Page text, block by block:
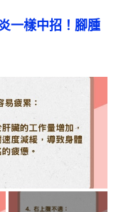
一樣中招！腳腫